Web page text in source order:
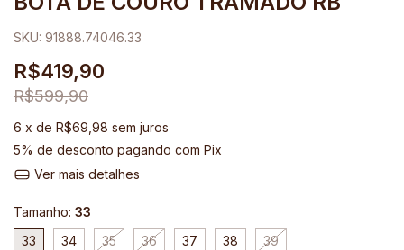
SKU: 91888.74046.33
R$419,90
R$599,90
6 x de R$69,98 sem juros
5% de desconto pagando com Pix
Ver mais detalhes
Tamanho: 33
33
34 35 36 37 38 39